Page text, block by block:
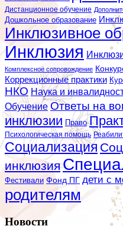
Дистанционное обучение
Дошкольное образование
Инклюзивное
Инклюзия
Комплексное сопровождение
Коррекционные практики
НКО Наука и
Обучение Ответы на
инклюзии
Право
Психологическая помощь
Социализация
инклюзия
Фестивали Фонд ПГ дети с
родителям
Новости